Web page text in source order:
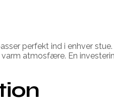
perfekt ind i enhver
atmosfære. En